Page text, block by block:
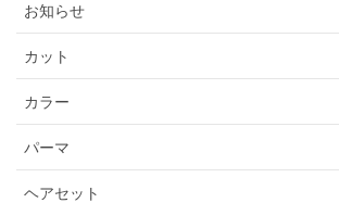
お知らせ
カット
カラー
パーマ
ヘアセット